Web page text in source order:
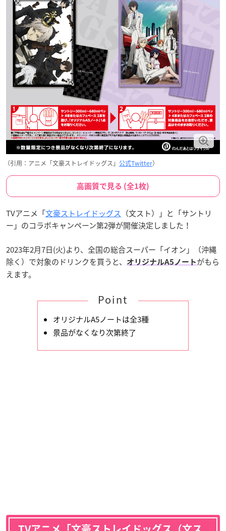
（引用：アニメ「文豪ストレイドッグス」 公式Twitter）
高画質で見る (全1枚)
TVアニメ「文豪ストレイドッグス （文スト）」と「サントリ
ー」のコラボキャンペーン第2弾が開催決定しました！
2023年2月7日(火)より、全国の総合スーパー「イオン」（沖縄
除く）で対象のドリンクを買うと、
オリジナルA5ノート がもら
えます。
Point
オリジナルA5ノートは全3種
景品がなくなり次第終了
TVアニメ「文豪ストレイドッグス（文ス